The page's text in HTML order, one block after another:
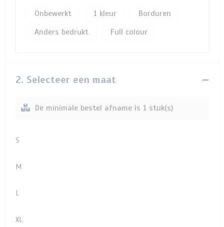
Onbewerkt 1
Borduren
Anders bedrukt
Full colour
2. Selecteer een maat
De minimale bestel afname is 1 stuk(s)
S
M
L
XL